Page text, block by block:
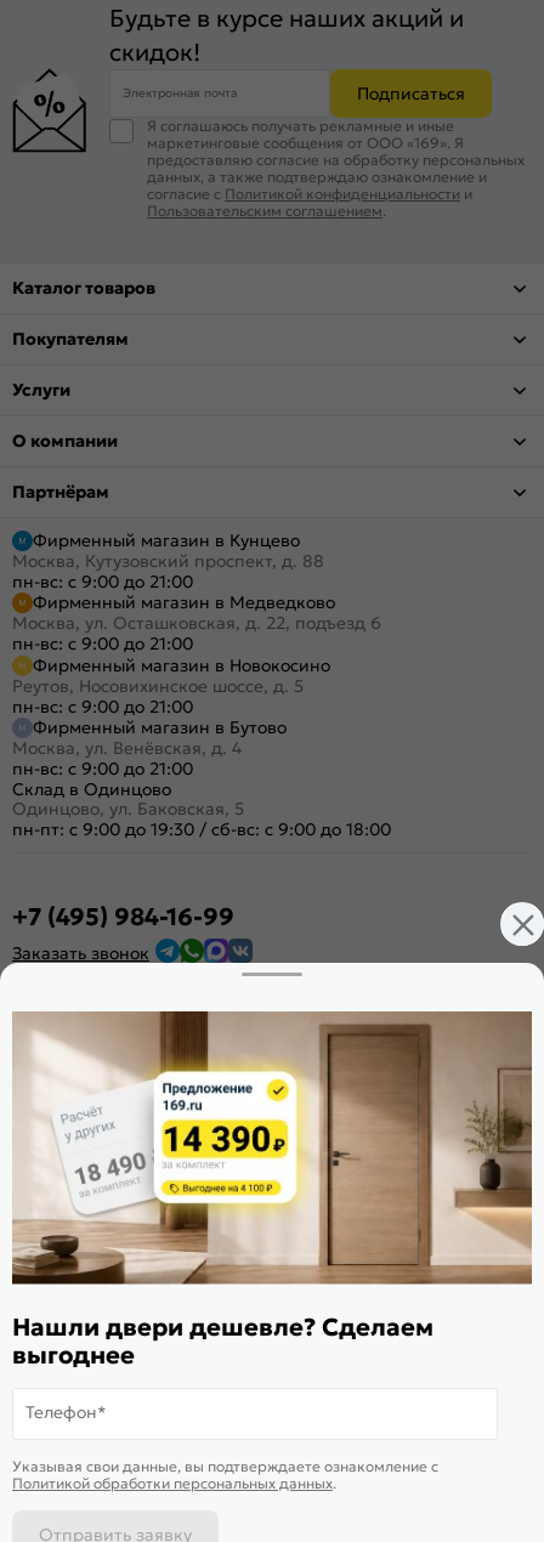
Подобрать аналог Смотреть похожие
Товар раскупили
Будьте в курсе наших акций и
скидок!
Электронная почта Подписаться
Я соглашаюсь получать рекламные и иные
маркетинговые сообщения от ООО «169». Я
предоставляю согласие на обработку персональных
данных, а также подтверждаю ознакомление и
согласие с Политикой конфиденциальности и
Пользовательским соглашением
Каталог товаров
Покупателям
Услуги
О компании
Партнёрам
Фирменный магазин в Кунцево
Москва, Кутузовский проспект, д. 88
пн-вс: с 9:00 до 21:00
Фирменный магазин в Медведково
Москва, ул. Осташковская, д. 22, подъезд 6
пн-вс: с 9:00 до 21:00
Фирменный магазин в Новокосино
Реутов, Носовихинское шоссе, д. 5
пн-вс: с 9:00 до 21:00
Фирменный магазин в Бутово
Москва, ул. Венёвская, д. 4
пн-вс: с 9:00 до 21:00
Склад в Одинцово
Одинцово, ул. Баковская, 5
пн-пт: с 9:00 до 19:30 / сб-вс: с 9:00 до 18:00
+7 (495) 984-16-99
Заказать звонок
Расскажите о нас
Поделиться
Оцените магазин
ИКС 1340
© 2010—2026 Склад Дверей 169.RU
Политика обработки персональных данных
Нашли двери дешевле? Сделаем
выгоднее
Телефон*
Указывая свои данные, вы подтверждаете ознакомление c
Политикой обработки персональных данных.
Отправить заявку